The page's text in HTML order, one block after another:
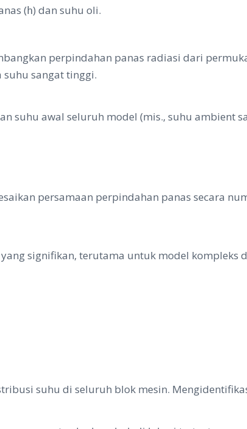
(h) dan suhu oli.
perpindahan panas radiasi dari
sangat tinggi.
suhu awal seluruh model (mis., suhu ambient
persamaan perpindahan panas secara
signifikan, terutama untuk model kompleks
suhu di seluruh blok mesin.